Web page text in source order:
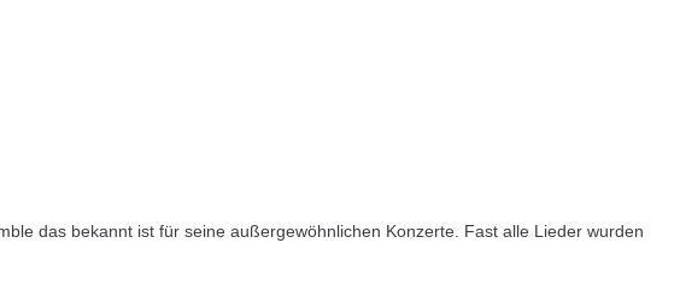
das bekannt ist für seine außergewöhnlichen Konzerte. Fast alle Lieder wurden